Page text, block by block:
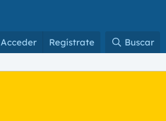
Acceder Regístrate Buscar